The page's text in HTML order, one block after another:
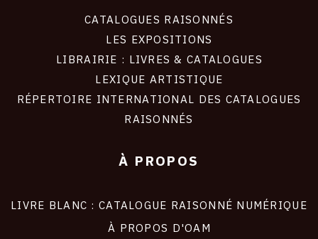
CATALOGUES RAISONNÉS
LES EXPOSITIONS
LIBRAIRIE : LIVRES & CATALOGUES
LEXIQUE ARTISTIQUE
RÉPERTOIRE INTERNATIONAL DES CATALOGUES
RAISONNÉS
À PROPOS
LIVRE BLANC : CATALOGUE RAISONNÉ NUMÉRIQUE
À PROPOS D'OAM